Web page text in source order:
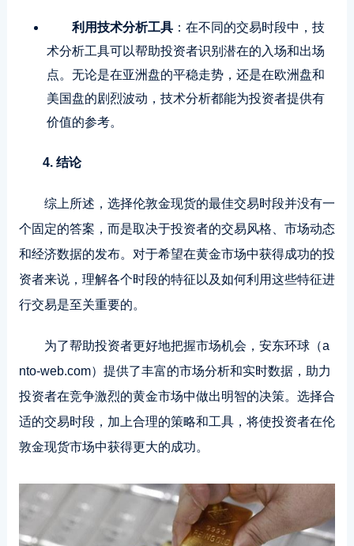
利用技术分析工具：在不同的交易时段中，技
术分析工具可以帮助投资者识别潜在的入场和出场
点。无论是在亚洲盘的平稳走势，还是在欧洲盘和
美国盘的剧烈波动，技术分析都能为投资者提供有
价值的参考。
4. 结论
综上所述，选择伦敦金现货的最佳交易时段并没有一
个固定的答案，而是取决于投资者的交易风格、市场动态
和经济数据的发布。对于希望在黄金市场中获得成功的投
资者来说，理解各个时段的特征以及如何利用这些特征进
行交易是至关重要的。
为了帮助投资者更好地把握市场机会，安东环球（a
nto-web.com）提供了丰富的市场分析和实时数据，助力
投资者在竞争激烈的黄金市场中做出明智的决策。选择合
适的交易时段，加上合理的策略和工具，将使投资者在伦
敦金现货市场中获得更大的成功。